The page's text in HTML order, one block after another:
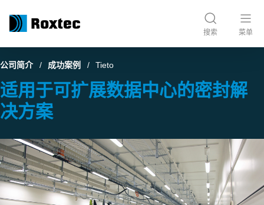
搜索 菜单
公司简介 成功案例 Tieto
适用于可扩展数据中心的密封解
决方案